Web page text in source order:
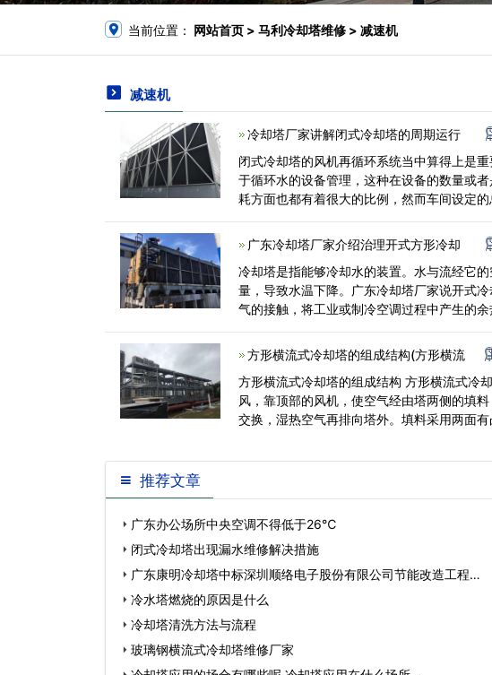
当前位置： 网站首页 > 马利冷却塔维修 > 减速机
减速机
冷却塔厂家讲解闭式冷却塔的周期运行
闭式冷却塔的风机再循环系统当中算得上是
于循环水的设备管理，这种在设备的数量或
耗方面也都有着很大的比例，然而车间设定
广东冷却塔厂家介绍治理开式方形冷却
冷却塔是指能够冷却水的装置。水与流经它
量，导致水温下降。广东冷却塔厂家说开式
气的接触，将工业或制冷空调过程中产生的
方形横流式冷却塔的组成结构(方形横流
方形横流式冷却塔的组成结构 方形横流式冷
风，靠顶部的风机，使空气经由塔两侧的填
交换，湿热空气再排向塔外。填料采用两面
推荐文章
广东办公场所中央空调不得低于26℃
闭式冷却塔出现漏水维修解决措施
广东康明冷却塔中标深圳顺络电子股份有限公司节能改造工程…
冷水塔燃烧的原因是什么
冷却塔清洗方法与流程
玻璃钢横流式冷却塔维修厂家